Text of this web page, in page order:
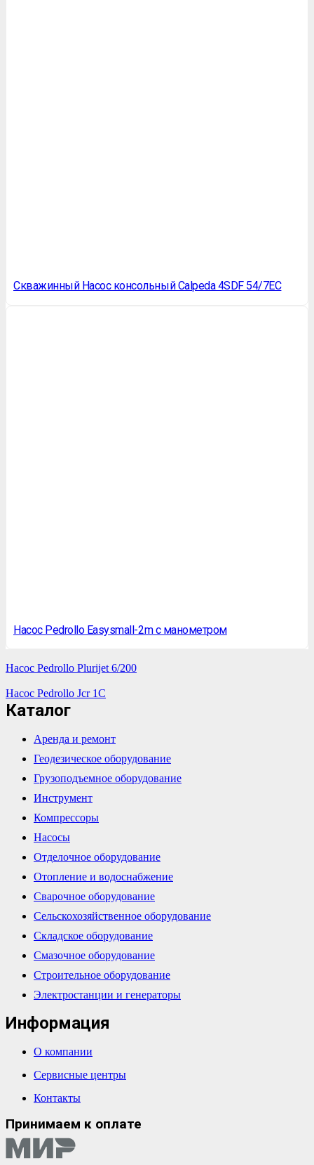
Скважинный Насос консольный Calpeda 4SDF 54/7EC
Насос Pedrollo Easysmall-2m с манометром
Насос Pedrollo Plurijet 6/200
Насос Pedrollo Jcr 1C
Каталог
Аренда и ремонт
Геодезическое оборудование
Грузоподъемное оборудование
Инструмент
Компрессоры
Насосы
Отделочное оборудование
Отопление и водоснабжение
Сварочное оборудование
Сельскохозяйственное оборудование
Складское оборудование
Смазочное оборудование
Строительное оборудование
Электростанции и генераторы
Информация
О компании
Сервисные центры
Контакты
Принимаем к оплате